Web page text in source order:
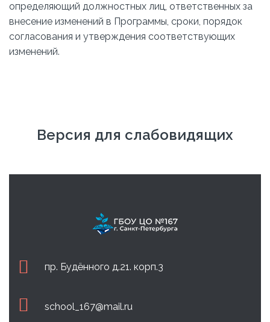
определяющий должностных лиц, ответственных за
внесение изменений в Программы, сроки, порядок
согласования и утверждения соответствующих
изменений.
Версия для слабовидящих
пр. Будённого д.21. корп.3
school_167@mail.ru